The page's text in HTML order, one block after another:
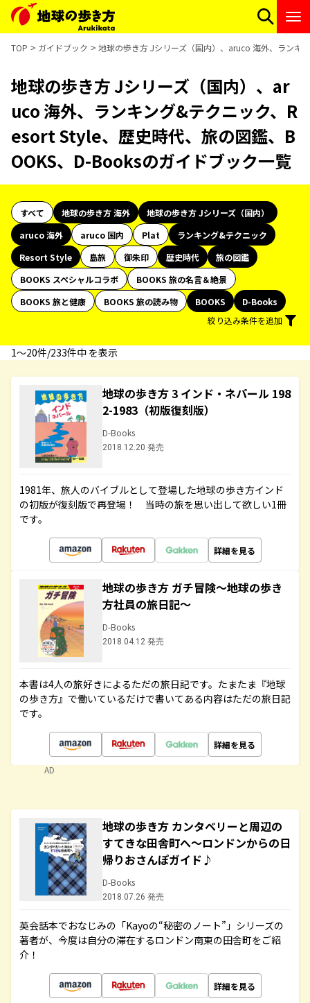
TOP ガイドブック 地球の歩き方 Jシリーズ（国内）、aruco 海外、ランキ
地球の歩き方 Jシリーズ（国内）、ar
uco 海外、ランキング&テクニック、R
esort Style、歴史時代、旅の図鑑、B
OOKS、D-Booksのガイドブック一覧
すべて 地球の歩き方 海外
地球の歩き方 Jシリーズ（国内）
aruco 海外
aruco 国内 Plat
ランキング&テクニック
Resort Style
島旅 御朱印 歴史時代
旅の図鑑
BOOKS スペシャルコラボ
BOOKS 旅の名言＆絶景
BOOKS 旅と健康
BOOKS 旅の読み物 BOOKS
D-Books
絞り込み条件を追加
1〜20件/233件中 を表示
地球の歩き方 3 インド・ネパール 198
2-1983（初版復刻版）
D-Books
2018.12.20 発売
1981年、旅人のバイブルとして登場した地球の歩き方インド
の初版が復刻版で再登場！ 当時の旅を思い出して欲しい1冊
です。
詳細を見る
地球の歩き方 ガチ冒険～地球の歩き
方社員の旅日記～
D-Books
2018.04.12 発売
本書は4人の旅好きによるただの旅日記です。たまたま『地球
の歩き方』で働いているだけで書いてある内容はただの旅日記
です。
詳細を見る
AD
地球の歩き方 カンタベリーと周辺の
すてきな田舎町へ～ロンドンからの日
帰りおさんぽガイド♪
D-Books
2018.07.26 発売
英会話本でおなじみの「Kayoの“秘密のノート”」シリーズの
著者が、今度は自分の滞在するロンドン南東の田舎町をご紹
介！
詳細を見る